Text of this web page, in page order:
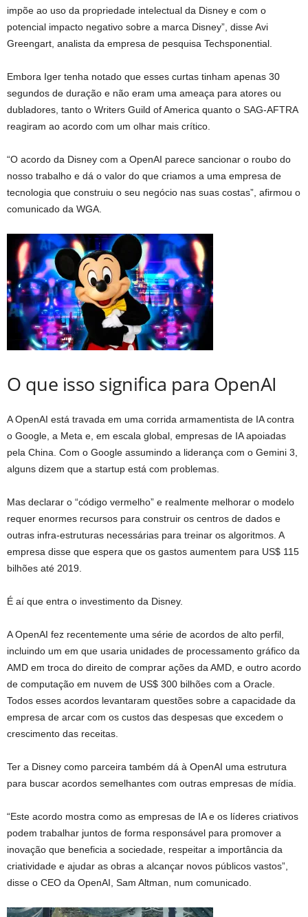
impõe ao uso da propriedade intelectual da Disney e com o
potencial impacto negativo sobre a marca Disney”, disse Avi
Greengart, analista da empresa de pesquisa Techsponential.
Embora Iger tenha notado que esses curtas tinham apenas 30
segundos de duração e não eram uma ameaça para atores ou
dubladores, tanto o Writers Guild of America quanto o SAG-AFTRA
reagiram ao acordo com um olhar mais crítico.
“O acordo da Disney com a OpenAI parece sancionar o roubo do
nosso trabalho e dá o valor do que criamos a uma empresa de
tecnologia que construiu o seu negócio nas suas costas”, afirmou o
comunicado da WGA.
O que isso significa para OpenAI
A OpenAI está travada em uma corrida armamentista de IA contra
o Google, a Meta e, em escala global, empresas de IA apoiadas
pela China. Com o Google assumindo a liderança com o Gemini 3,
alguns dizem que a startup está com problemas.
Mas declarar o “código vermelho” e realmente melhorar o modelo
requer enormes recursos para construir os centros de dados e
outras infra-estruturas necessárias para treinar os algoritmos. A
empresa disse que espera que os gastos aumentem para US$ 115
bilhões até 2019.
É aí que entra o investimento da Disney.
A OpenAI fez recentemente uma série de acordos de alto perfil,
incluindo um em que usaria unidades de processamento gráfico da
AMD em troca do direito de comprar ações da AMD, e outro acordo
de computação em nuvem de US$ 300 bilhões com a Oracle.
Todos esses acordos levantaram questões sobre a capacidade da
empresa de arcar com os custos das despesas que excedem o
crescimento das receitas.
Ter a Disney como parceira também dá à OpenAI uma estrutura
para buscar acordos semelhantes com outras empresas de mídia.
“Este acordo mostra como as empresas de IA e os líderes criativos
podem trabalhar juntos de forma responsável para promover a
inovação que beneficia a sociedade, respeitar a importância da
criatividade e ajudar as obras a alcançar novos públicos vastos”,
disse o CEO da OpenAI, Sam Altman, num comunicado.